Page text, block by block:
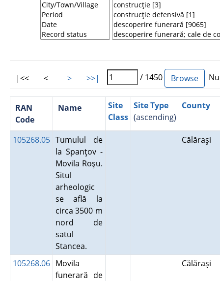
|<< < > >>| / 1450
RAN
Code
Name
Site
Class
Site Type
(ascending)
County
105268.05 Tumulul de
la Spanţov -
Movila Roşu.
Situl
arheologic
se află la
circa 3500 m
nord de
satul
Stancea.
Călăraşi
105268.06 Movila
funerară de
Călăraşi